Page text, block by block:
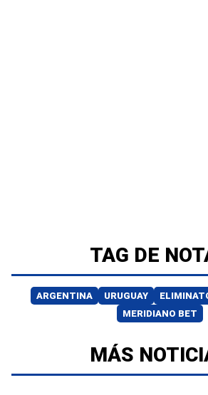
TAG DE
ARGENTINA URUGUAY
MERIDIANO BET
MÁS